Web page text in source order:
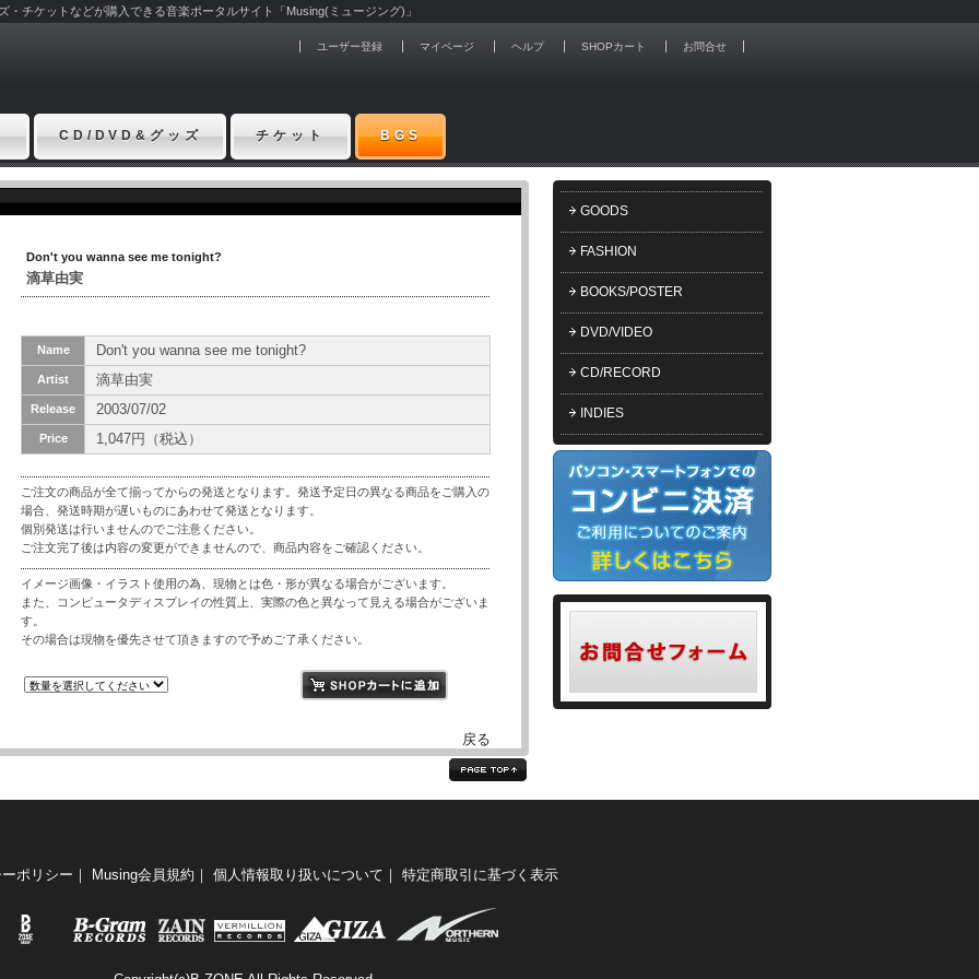
チケットなどが購入できる音楽ポータルサイト「Musing(ミュージング)」
ユーザー登録 マイページ ヘルプ SHOPカート お問合せ
CD/DVD&グッズ チケット BGS
GOODS
FASHION
BOOKS/POSTER
DVD/VIDEO
CD/RECORD
INDIES
Don't you wanna see me tonight?
滴草由実
Name Don't you wanna see me tonight?
Artist 滴草由実
Release 2003/07/02
Price 1,047円（税込）
ご注文の商品が全て揃ってからの発送となります。発送予定日の異なる商品をご購入の
場合、発送時期が遅いものにあわせて発送となります。
個別発送は行いませんのでご注意ください。
ご注文完了後は内容の変更ができませんので、商品内容をご確認ください。
イメージ画像・イラスト使用の為、現物とは色・形が異なる場合がございます。
また、コンピュータディスプレイの性質上、実際の色と異なって見える場合がございま
す。
その場合は現物を優先させて頂きますので予めご了承ください。
戻る
ポリシー ｜ Musing会員規約 ｜ 個人情報取り扱いについて ｜ 特定商取引に基づく表示